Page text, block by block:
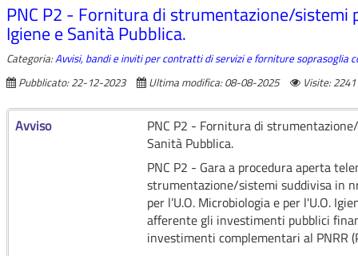
PNC P2 - Fornitura di strumentazione/sistemi
Igiene e Sanità Pubblica.
Categoria:Avvisi, bandi e inviti per contratti di servizi e forniture soprasoglia
Pubblicato: 22-12-2023
Ultima modifica: 08-08-2025 Visite: 2241
Avviso
PNC P2 - Fornitura di
Sanità Pubblica.
PNC P2 - Gara a procedura aperta
strumentazione/sistemi suddivisa in
per l’U.O. Microbiologia e per l'U.O.
afferente gli investimenti pubblici
investimenti complementari al PNRR